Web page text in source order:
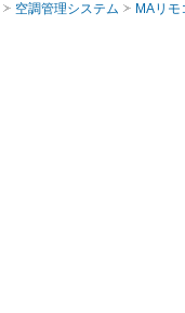
空調管理システム MAリモ